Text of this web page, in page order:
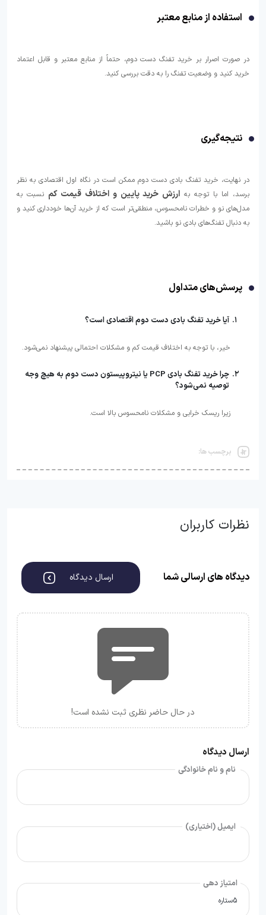
استفاده از منابع معتبر
در صورت اصرار بر خرید تفنگ دست دوم، حتماً از منابع معتبر و قابل اعتماد
خرید کنید و وضعیت تفنگ را به دقت بررسی کنید.
نتیجه‌گیری
در نهایت، خرید تفنگ بادی دست دوم ممکن است در نگاه اول اقتصادی به نظر
برسد، اما با توجه به ارزش خرید پایین و اختلاف قیمت کم نسبت به
مدل‌های نو و خطرات نامحسوس، منطقی‌تر است که از خرید آن‌ها خودداری کنید و
به دنبال تفنگ‌های بادی نو باشید.
پرسش‌های متداول
آیا خرید تفنگ بادی دست دوم اقتصادی است؟
خیر، با توجه به اختلاف قیمت کم و مشکلات احتمالی پیشنهاد نمی‌شود.
چرا خرید تفنگ بادی PCP یا نیتروپیستون دست دوم به هیچ وجه
توصیه نمی‌شود؟
زیرا ریسک خرابی و مشکلات نامحسوس بالا است.
برچسب ها:
نظرات کاربران
دیدگاه های ارسالی شما ارسال دیدگاه
در حال حاضر نظری ثبت نشده است!
ارسال دیدگاه
نام و نام خانوادگی
ایمیل (اختیاری)
امتیاز دهی